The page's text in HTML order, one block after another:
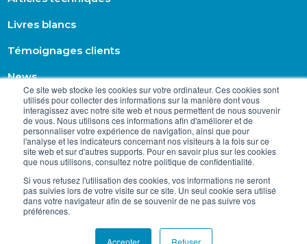
Ce site web stocke les cookies sur votre ordinateur. Ces cookies sont
utilisés pour collecter des informations sur la manière dont vous
interagissez avec notre site web et nous permettent de nous souvenir
de vous. Nous utilisons ces informations afin d'améliorer et de
personnaliser votre expérience de navigation, ainsi que pour
l'analyse et les indicateurs concernant nos visiteurs à la fois sur ce
site web et sur d'autres supports. Pour en savoir plus sur les cookies
que nous utilisons, consultez notre politique de confidentialité.
Si vous refusez l'utilisation des cookies, vos informations ne seront
pas suivies lors de votre visite sur ce site. Un seul cookie sera utilisé
dans votre navigateur afin de se souvenir de ne pas suivre vos
préférences.
Accepter Refuser
Livres blancs
Témoignages clients
News
@2026 – REFSA. Tous droits réservés.